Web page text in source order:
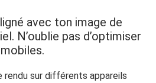
avec ton image de
N’oublie pas d’optimiser
rendu sur différents appareils